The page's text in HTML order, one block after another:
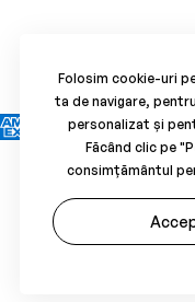
Folosim cookie-uri
ta de navigare,
personalizat și
Făcând clic pe
consimțământul